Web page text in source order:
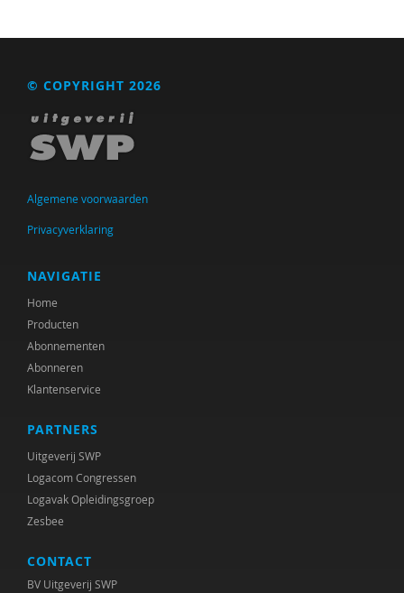
Nederlandse Sportalliantie m.m.v. Stichting
PhD
Sardes
Sonja
Taylor
Voorst van Beest, M. van
René . Spitz
Daniël . Stuit
René .C. Hoksbergen
Erna ‘t Hart
Jeugdautoriteit (JA)
Stephen A. Anderson
Ralph A. Brown
Wilna A.J. Meijer
© COPYRIGHT 2026
Algemene voorwaarden
Privacyverklaring
NAVIGATIE
Home
Producten
Abonnementen
Abonneren
Klantenservice
PARTNERS
Uitgeverij SWP
Logacom Congressen
Logavak Opleidingsgroep
Zesbee
CONTACT
BV Uitgeverij SWP